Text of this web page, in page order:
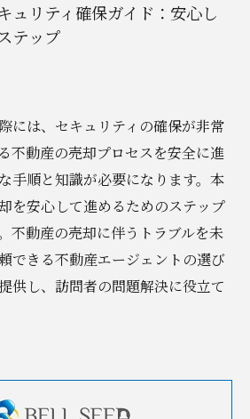
ュリティ確保ガイド：安心し
テップ
には、セキュリティの確保が非常
不動産の売却プロセスを安全に進
手順と知識が必要になります。本
を安心して進めるためのステップ
不動産の売却に伴うトラブルを未
できる不動産エージェントの選び
供し、訪問者の問題解決に役立て